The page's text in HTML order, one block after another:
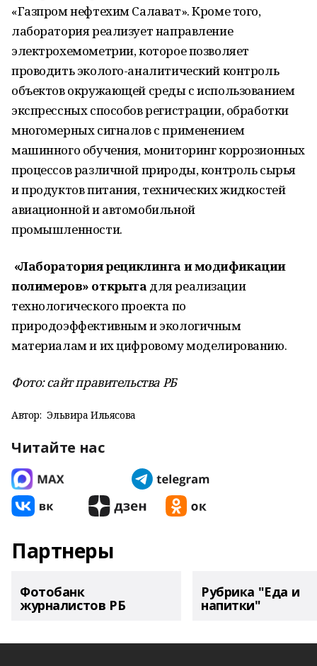
«Газпром нефтехим Салават». Кроме того,
лаборатория реализует направление
электрохемометрии, которое позволяет
проводить эколого-аналитический контроль
объектов окружающей среды с использованием
экспрессных способов регистрации, обработки
многомерных сигналов с применением
машинного обучения, мониторинг коррозионных
процессов различной природы, контроль сырья
и продуктов питания, технических жидкостей
авиационной и автомобильной
промышленности.
«Лаборатория рециклинга и модификации
полимеров» открыта для реализации
технологического проекта по
природоэффективным и экологичным
материалам и их цифровому моделированию.
Фото: сайт правительства РБ
Автор: Эльвира Ильясова
Читайте нас
Партнеры
Фотобанк
журналистов РБ
Рубрика "Еда и
напитки"